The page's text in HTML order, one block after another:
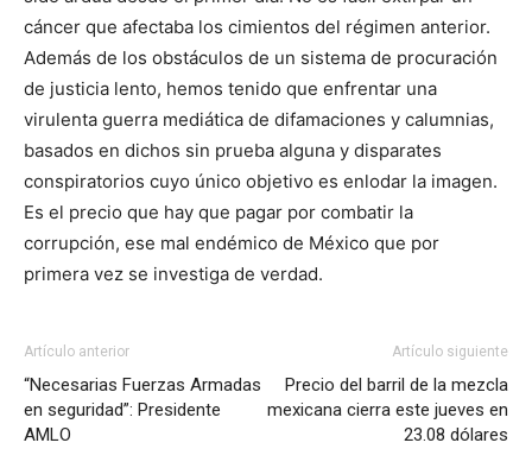
cáncer que afectaba los cimientos del régimen anterior.
Además de los obstáculos de un sistema de procuración
de justicia lento, hemos tenido que enfrentar una
virulenta guerra mediática de difamaciones y calumnias,
basados en dichos sin prueba alguna y disparates
conspiratorios cuyo único objetivo es enlodar la imagen.
Es el precio que hay que pagar por combatir la
corrupción, ese mal endémico de México que por
primera vez se investiga de verdad.
Artículo anterior
“Necesarias Fuerzas Armadas
en seguridad”: Presidente
AMLO
Artículo siguiente
Precio del barril de la mezcla
mexicana cierra este jueves en
23.08 dólares